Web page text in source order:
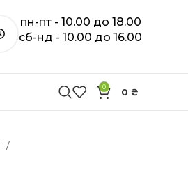
пн-пт - 10.00 до 18.00
сб-нд - 10.00 до 16.00
0 0 ₴